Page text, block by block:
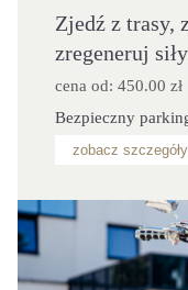
Zjedź z trasy,
zregeneruj
cena od: 450.00 zł
Bezpieczny
zobacz szczegóły